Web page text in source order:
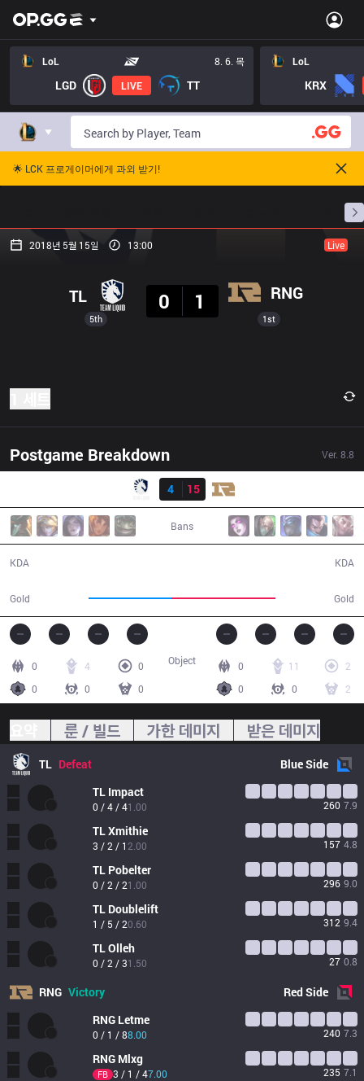
LoL 8. 6. 목
LGD LIVE TT
LoL
KRX
🌟 LCK 프로게이머에게 과외 받기!
프로빌
2018년 5월 15일 13:00 Live
5th
TL
0
1 RNG
1st
Postgame Breakdown Ver. 8.8
4
15
Bans
KDA
Gold Gold
KDA
0 4
0
0
0 0
0 11
2
0
0 2
Object
룬 / 빌드 가한 데미지 받은 데미지
TL Defeat BlueSide
TL Impact
0 / 4 / 41.00 260 7.9
TLXmithie
3 / 2 / 1 2.00 157 4.8
TL Pobelter
0 / 2 / 21.00 296 9.0
TL Doublelift
1 / 5 / 20.60 312 9.4
TLOlleh
0 / 2 / 31.50 27 0.8
RNG Victory RedSide
RNG Letme
0 / 1 / 88.00 240 7.3
RNG Mlxg
FB 3 / 1 / 47.00 235 7.1